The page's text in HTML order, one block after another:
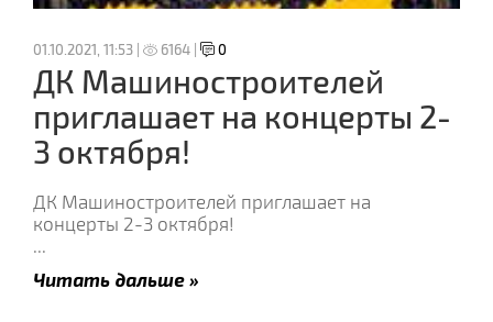
01.10.2021, 11:53 | 6164 | 0
ДК Машиностроителей
приглашает на концерты 2-
3 октября!
ДК Машиностроителей приглашает на
концерты 2-3 октября!
...
Читать дальше »